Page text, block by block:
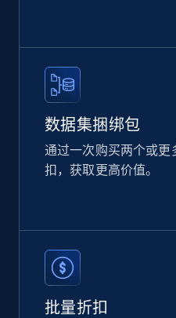
eCommerce
2.1K+
Amazon products
eCommerce
数据集捆绑包
通过一次购买两个或
扣，获取更高价值。
批量折扣